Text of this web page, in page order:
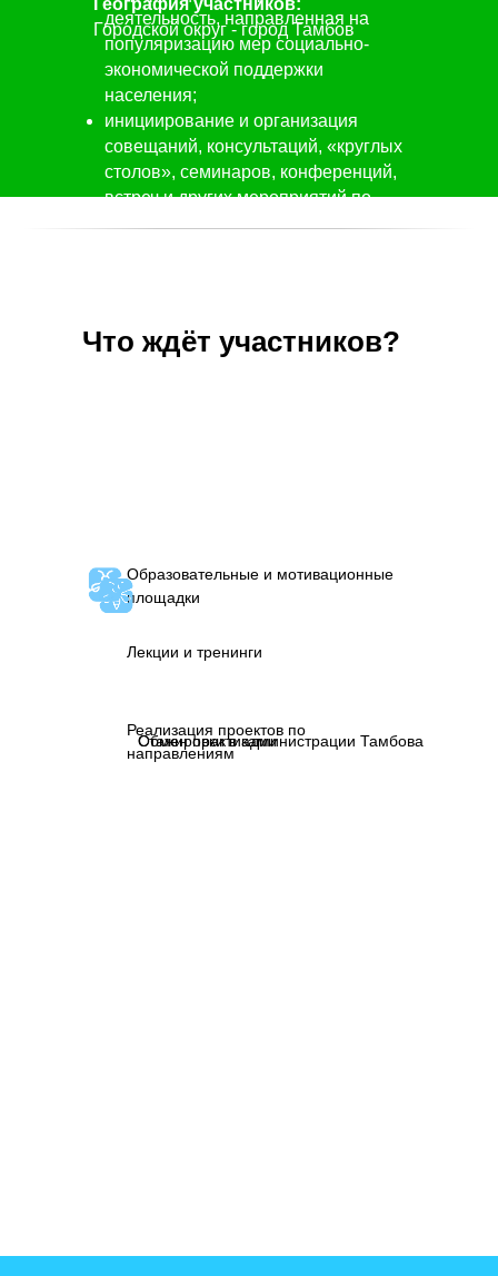
деятельность, направленная на
популяризацию мер социально-
экономической поддержки
населения;
инициирование и организация
совещаний, консультаций, «круглых
столов», семинаров, конференций,
встреч и других мероприятий по
География участников:
Городской округ - город Тамбов
Что ждёт участников?
Образовательные и мотивационные
площадки
Лекции и тренинги
Реализация проектов по
направлениям
Обмен практиками
Стажировки в администрации Тамбова